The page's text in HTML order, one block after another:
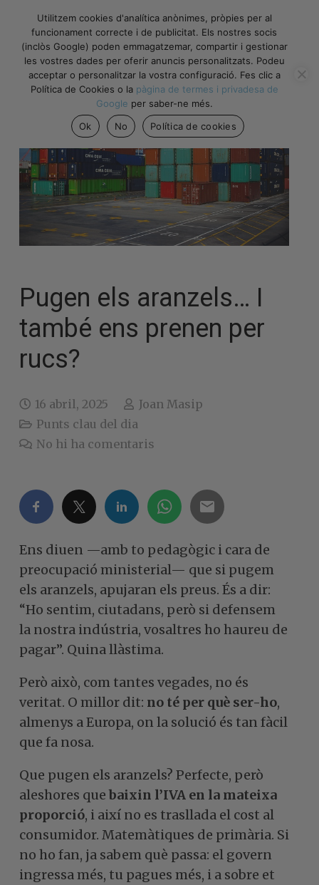
Pugen els aranzels… I
també ens prenen per
rucs?
16 abril, 2025
Joan Masip
Punts clau del dia
No hi ha comentaris
Ens diuen —amb to pedagògic i cara de
preocupació ministerial— que si pugem
els aranzels, apujaran els preus. És a dir:
“Ho sentim, ciutadans, però si defensem
la nostra indústria, vosaltres ho haureu de
pagar”. Quina llàstima.
Però això, com tantes vegades, no és
veritat. O millor dit: no té per què ser-ho,
almenys a Europa, on la solució és tan fàcil
que fa nosa.
Que pugen els aranzels? Perfecte, però
aleshores quebaixin l’IVA en la mateixa
proporció, i així no es trasllada el cost al
consumidor. Matemàtiques de primària. Si
no ho fan, ja sabem què passa: el govern
ingressa més, tu pagues més, i a sobre et
Utilitzem cookies d'analítica anònimes, pròpies per al
funcionament correcte i de publicitat. Els nostres socis
(inclòs Google) poden emmagatzemar, compartir i gestionar
les vostres dades per oferir anuncis personalitzats. Podeu
acceptar o personalitzar la vostra configuració. Fes clic a
Política de Cookies o la pàgina de termes i privadesa de
Google per saber-ne més.
Ok
No Política de cookies